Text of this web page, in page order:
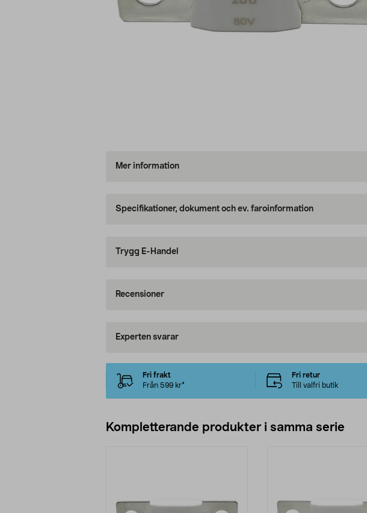
Mer information
Specifikationer, dokument och ev. faroinformation
Trygg E-Handel
Recensioner
Experten svarar
Fri frakt
Från 599 kr*
Fri retur
Till valfri butik
Kompletterande produkter i samma serie